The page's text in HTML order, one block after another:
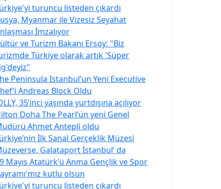
turuncu listeden çıkardı
Myanmar ile Vizesiz Seyahat
İmzalıyor
ve Turizm Bakanı Ersoy: "Biz
Türkiye olarak artık 'Süper
Peninsula Istanbul’un Yeni Executive
Andreas Block Oldu
35’inci yaşında yurtdışına açılıyor
Doha The Pearl’ün yeni Genel
Ahmet Antepli oldu
İlk Sanal Gerçeklik Müzesi
Galataport İstanbul’ da
Mayıs Atatürk’ü Anma Gençlik ve Spor
kutlu olsun
turuncu listeden çıkardı